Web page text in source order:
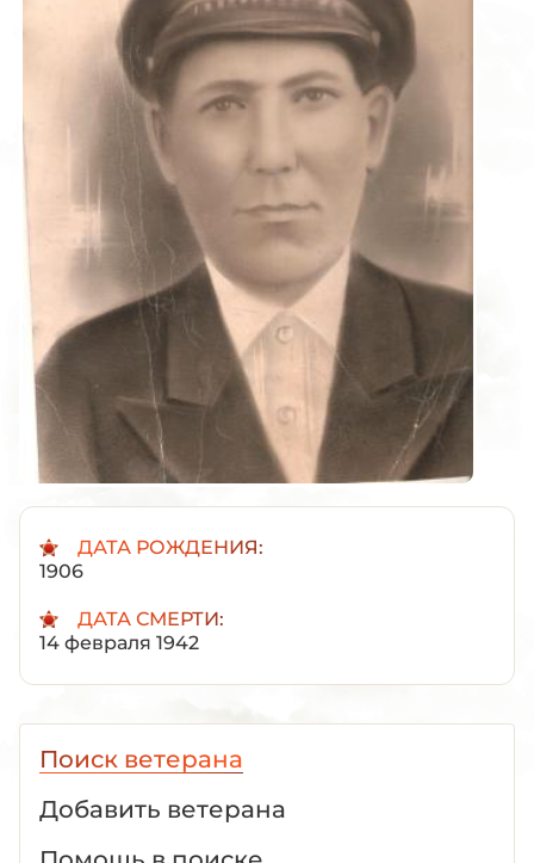
ДАТА РОЖДЕНИЯ:
1906
ДАТА СМЕРТИ:
14 февраля 1942
Поиск ветерана
Добавить ветерана